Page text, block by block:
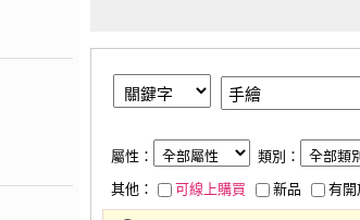
屬性： 類別：
其他：
可線上購買 新品 有開